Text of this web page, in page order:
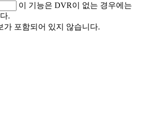
이 기능은 DVR이 없는 경우에는
.
가 포함되어 있지 않습니다.